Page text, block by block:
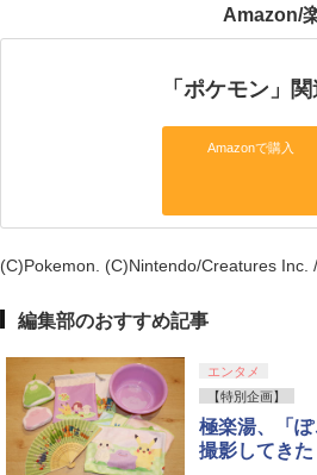
Amazon/
「ポケモン」
Amazonで購入
(C)Pokemon. (C)Nintendo/Creatures Inc.
編集部のおすすめ記事
エンタメ
【特別企画】
極楽湯、「
撮影してきた